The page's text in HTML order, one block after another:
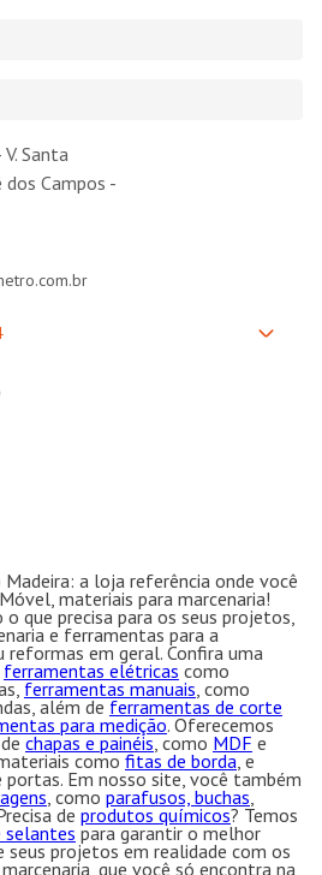
Santa
dos Campos -
a loja referência onde você
materiais para marcenaria!
que precisa para os seus projetos,
e ferramentas para a
em geral. Confira uma
ferramentas elétricas como
ferramentas manuais, como
além de ferramentas de corte
para medição. Oferecemos
chapas e painéis, como MDF e
como fitas de borda, e
portas. Em nosso site, você também
, como parafusos, buchas,
de produtos químicos? Temos
selantes para garantir o melhor
seus projetos em realidade com os
que você só encontra na